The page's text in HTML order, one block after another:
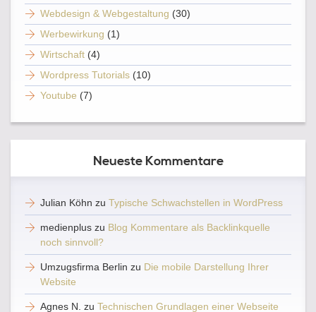
Webdesign & Webgestaltung (30)
Werbewirkung (1)
Wirtschaft (4)
Wordpress Tutorials (10)
Youtube (7)
Neueste Kommentare
Julian Köhn zu Typische Schwachstellen in WordPress
medienplus zu Blog Kommentare als Backlinkquelle
noch sinnvoll?
Umzugsfirma Berlin zu Die mobile Darstellung Ihrer
Website
Agnes N. zu Technischen Grundlagen einer Webseite